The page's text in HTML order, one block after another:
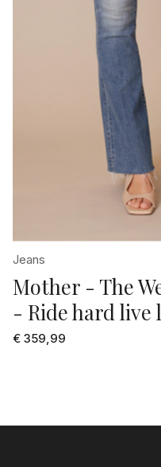
Jeans
Mother - The
- Ride hard live
€ 359,99